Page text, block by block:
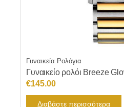
Γυναικεία Ρολόγια
Γυναικείο ρολόι Breeze
€145.00
Διαβάστε περισσότερα